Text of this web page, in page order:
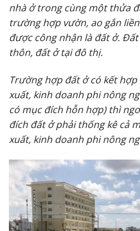
nhà ở trong cùng một thửa
trường hợp vườn, ao gắn
được công nhận là đất ở.
thôn, đất ở tại đô thị.
Trường hợp đất ở có kết
xuất, kinh doanh phi nông
có mục đích hỗn hợp) thì
đích đất ở phải thống kê cả
xuất, kinh doanh phi nông